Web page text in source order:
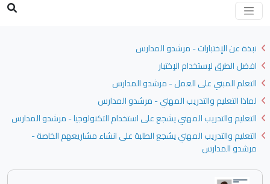
نبذة عن الإختبارات - مرشدو المدارس
افضل الطرق لإستخدام الإختبار
التعلم المبني على العمل - مرشدو المدارس
لماذا التعليم والتدريب المهني - مرشدو المدارس
التعليم والتدريب المهني يشجع على استخدام التكنولوجيا - مرشدو المدارس
التعليم والتدريب المهني يشجع الطلبة على انشاء مشاريعهم الخاصة -
مرشدو المدارس